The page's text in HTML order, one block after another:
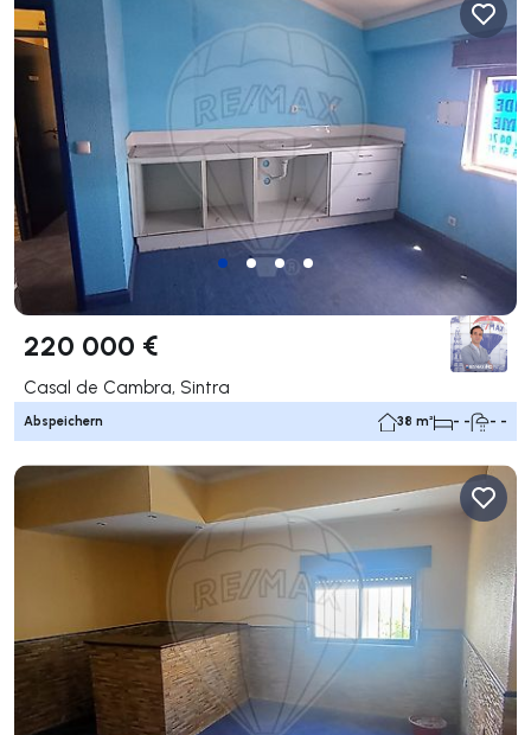
220 000 €
Casal de Cambra, Sintra
Abspeichern 38 m² - - - -